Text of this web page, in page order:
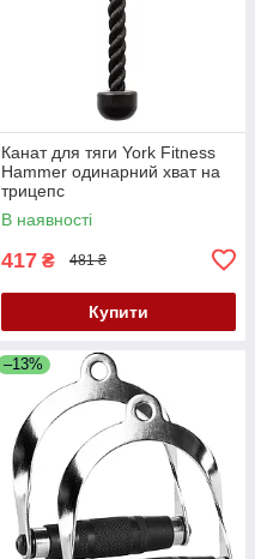
Канат для тяги York Fitness
Hammer одинарний хват на
трицепс
В наявності
417 ₴ 481 ₴
Купити
–13%